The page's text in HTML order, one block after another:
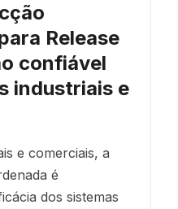
Release
confiável
industriais e
e comerciais, a
é
dos sistemas